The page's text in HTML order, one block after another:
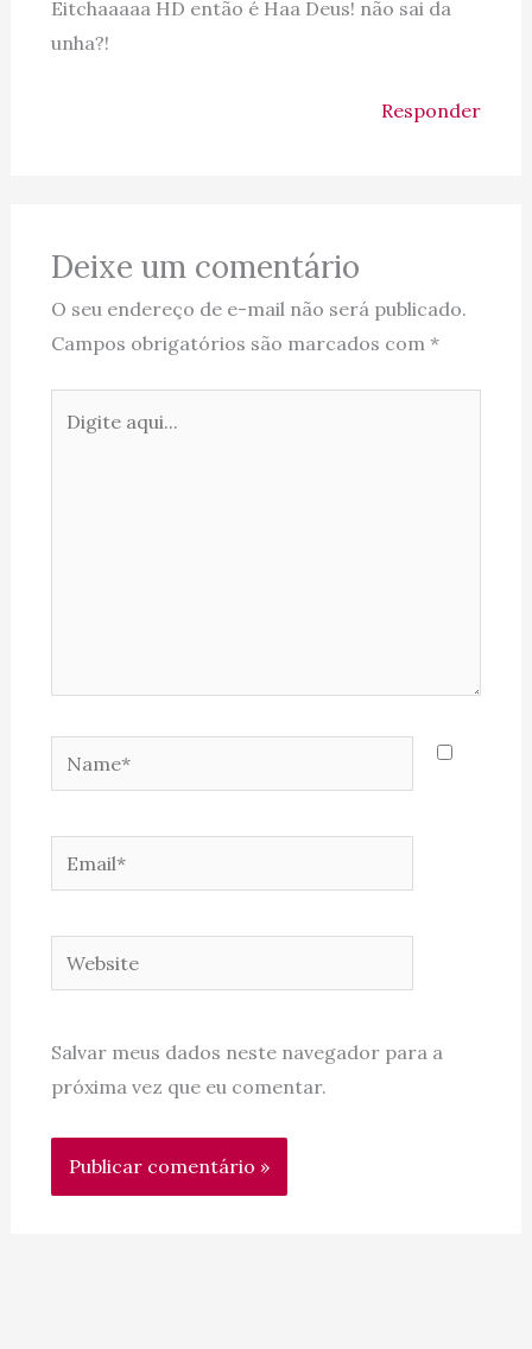
Eitchaaaaa HD então é Haa Deus! não sai da
unha?!
Responder
Deixe um comentário
O seu endereço de e-mail não será publicado.
Campos obrigatórios são marcados com *
aqui...
Name*
Email*
Website
Salvar meus dados neste navegador para a
próxima vez que eu comentar.